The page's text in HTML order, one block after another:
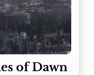
of Dawn